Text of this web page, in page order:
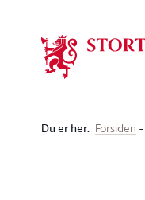
Du er her: Forsiden